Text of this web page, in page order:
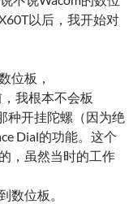
以后，我开始对
位板，
我根本不会板
种开挂陀螺（因为绝
Dial的功能。这个
，虽然当时的工作
数位板。